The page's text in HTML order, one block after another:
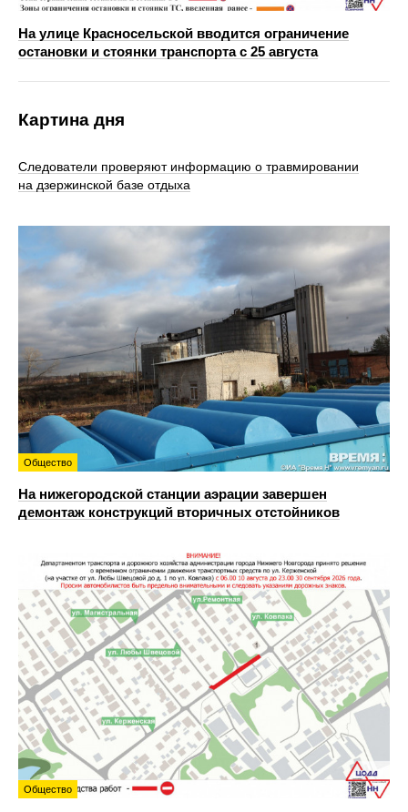
На улице Красносельской вводится ограничение
остановки и стоянки транспорта с 25 августа
Картина дня
Следователи проверяют информацию о травмировании
на дзержинской базе отдыха
Общество
На нижегородской станции аэрации завершен
демонтаж конструкций вторичных отстойников
Общество